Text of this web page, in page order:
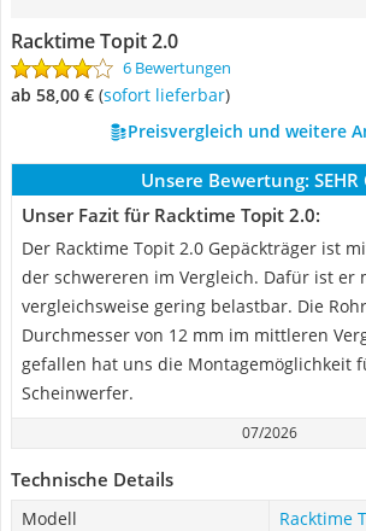
Racktime Topit 2.0
6 Bewertungen
ab 58,00 € ( Sofort lieferbar)
Preisvergleich und weitere
Unsere Bewertung: SEHR
Unser Fazit für Racktime Topit 2.0:
Der Racktime Topit 2.0 Gepäckträger ist
der schwereren im Vergleich. Dafür ist er
vergleichsweise gering belastbar. Die
Durchmesser von 12 mm im mittleren
gefallen hat uns die Montagemöglichkeit
Scheinwerfer.
07/2026
Technische Details
Modell
Racktime